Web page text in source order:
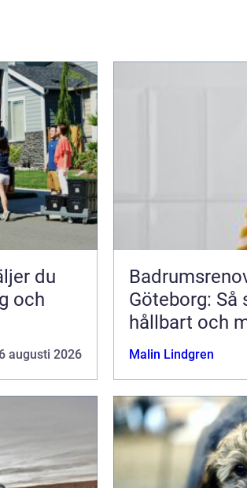
och
augusti 2026
Göteborg: Så
hållbart och
Malin Lindgren